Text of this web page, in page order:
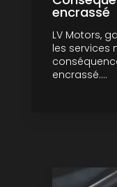
encrassé
LV Motors,
les services
encrassé....